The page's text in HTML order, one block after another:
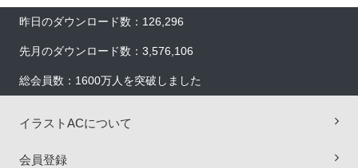
昨日のダウンロード数：126,296
先月のダウンロード数：3,576,106
総会員数：1600万人を突破しました
イラストACについて
会員登録